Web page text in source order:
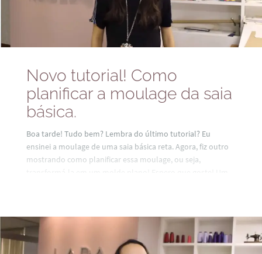
Novo tutorial! Como
planificar a moulage da saia
básica.
Boa tarde! Tudo bem? Lembra do último tutorial? Eu
ensinei a moulage de uma saia básica reta. Agora, fiz outro
mostrando como planificar essa moulage, ou seja,